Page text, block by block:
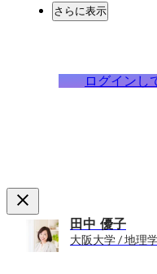
さらに表示
ログインし
田中 優子
大阪大学 / 地理